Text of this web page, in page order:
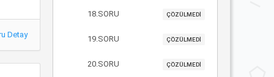
Detay
18.SORU ÇÖZÜLMEDİ
19.SORU ÇÖZÜLMEDİ
20.SORU ÇÖZÜLMEDİ